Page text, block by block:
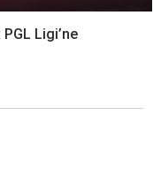
Ligi’ne